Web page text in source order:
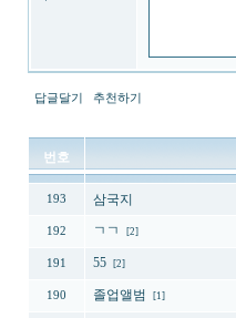
답글달기 추천하기
번호
193 삼국지
192 ㄱㄱ [2]
191 55 [2]
190 졸업앨범 [1]